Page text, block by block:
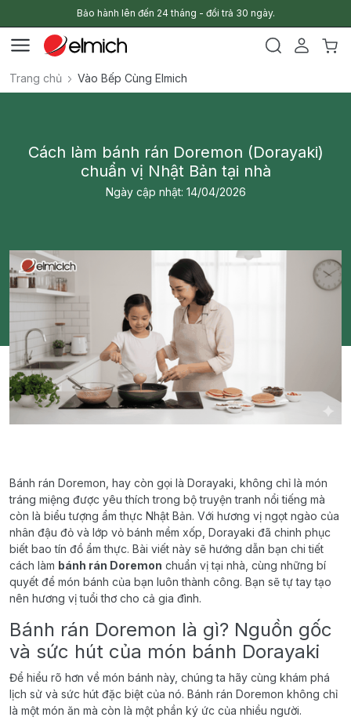
Bảo hành lên đến 24 tháng - đổi trả 30 ngày.
Trang chủ Vào Bếp Cùng Elmich
Cách làm bánh rán Doremon (Dorayaki)
chuẩn vị Nhật Bản tại nhà
Ngày cập nhật: 14/04/2026
Bánh rán Doremon, hay còn gọi là Dorayaki, không chỉ là món
tráng miệng được yêu thích trong bộ truyện tranh nổi tiếng mà
còn là biểu tượng ẩm thực Nhật Bản. Với hương vị ngọt ngào của
nhân đậu đỏ và lớp vỏ bánh mềm xốp, Dorayaki đã chinh phục
biết bao tín đồ ẩm thực. Bài viết này sẽ hướng dẫn bạn chi tiết
cách làm bánh rán Doremon chuẩn vị tại nhà, cùng những bí
quyết để món bánh của bạn luôn thành công. Bạn sẽ tự tay tạo
nên hương vị tuổi thơ cho cả gia đình.
Bánh rán Doremon là gì? Nguồn gốc
và sức hút của món bánh Dorayaki
Để hiểu rõ hơn về món bánh này, chúng ta hãy cùng khám phá
lịch sử và sức hút đặc biệt của nó. Bánh rán Doremon không chỉ
là một món ăn mà còn là một phần ký ức của nhiều người.